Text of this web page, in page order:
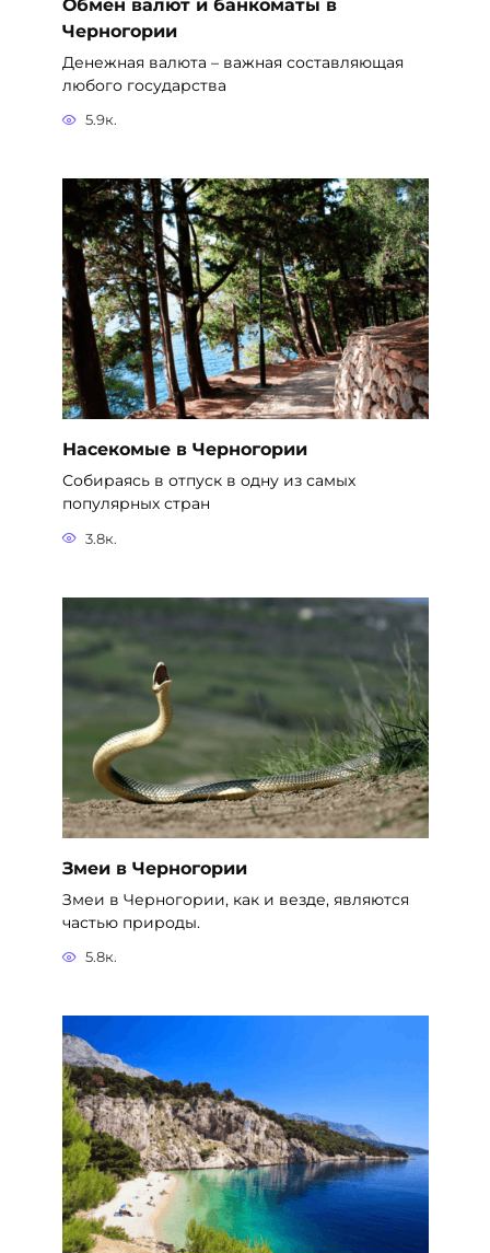
Черногории
Денежная валюта – важная составляющая
любого государства
5.9к.
Насекомые в Черногории
Собираясь в отпуск в одну из самых
популярных стран
3.8к.
Змеи в Черногории
Змеи в Черногории, как и везде, являются
частью природы.
5.8к.